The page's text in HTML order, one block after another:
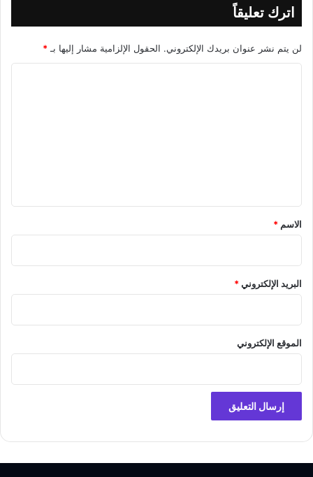
اترك تعليقاً
لن يتم نشر عنوان بريدك الإلكتروني. الحقول الإلزامية مشار إليها بـ *
*
الاسم *
البريد الإلكتروني*
الموقع الإلكتروني